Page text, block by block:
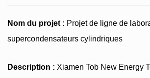
Nom du projet : Projet de ligne de
supercondensateurs cylindriques
Description : Xiamen Tob New Energy